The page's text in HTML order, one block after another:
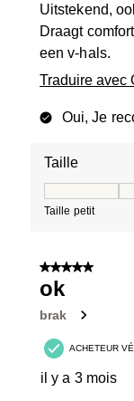
Uitstekend,
Draagt
een v-hals.
Traduire avec
Oui, Je
Taille
Taille petit
5 sur 5 étoiles.
ok
brak
ACHETEUR
il y a 3 mois